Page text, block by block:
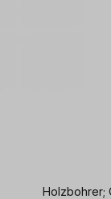
Holzbohrer;